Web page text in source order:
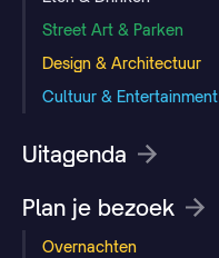
Street Art & Parken
Design & Architectuur
Cultuur & Entertainment
Uitagenda
Plan je bezoek
Overnachten